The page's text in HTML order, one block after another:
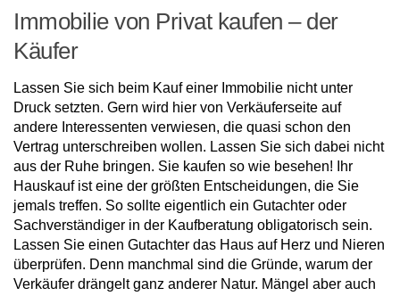
Immobilie von Privat kaufen – der
Käufer
Lassen Sie sich beim Kauf einer Immobilie nicht unter
Druck setzten. Gern wird hier von Verkäuferseite auf
andere Interessenten verwiesen, die quasi schon den
Vertrag unterschreiben wollen. Lassen Sie sich dabei nicht
aus der Ruhe bringen. Sie kaufen so wie besehen! Ihr
Hauskauf ist eine der größten Entscheidungen, die Sie
jemals treffen. So sollte eigentlich ein Gutachter oder
Sachverständiger in der Kaufberatung obligatorisch sein.
Lassen Sie einen Gutachter das Haus auf Herz und Nieren
überprüfen. Denn manchmal sind die Gründe, warum der
Verkäufer drängelt ganz anderer Natur. Mängel aber auch